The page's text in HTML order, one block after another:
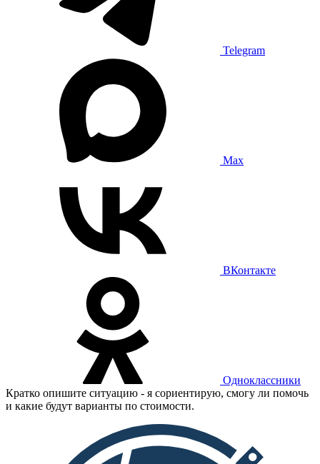
Telegram
Max
ВКонтакте
Одноклассники
Кратко опишите ситуацию - я сориентирую, смогу ли помочь
и какие будут варианты по стоимости.